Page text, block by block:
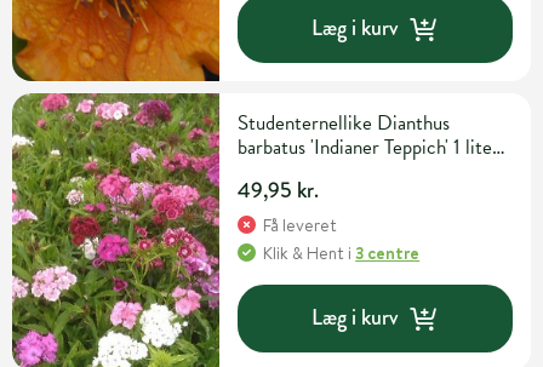
Læg i kurv
Studenternellike Dianthus
barbatus 'Indianer Teppich' 1 liter
49,95 kr.
Få leveret
Klik & Hent i3 centre
Læg i kurv